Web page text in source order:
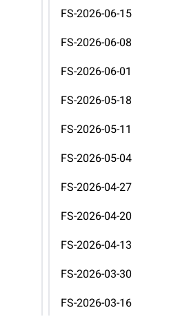
FS-2026-06-15
FS-2026-06-08
FS-2026-06-01
FS-2026-05-18
FS-2026-05-11
FS-2026-05-04
FS-2026-04-27
FS-2026-04-20
FS-2026-04-13
FS-2026-03-30
FS-2026-03-16